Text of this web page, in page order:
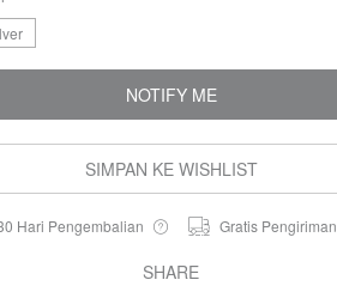
NOTIFY ME
SIMPAN KE WISHLIST
Hari Pengembalian Gratis Pengiriman
SHARE